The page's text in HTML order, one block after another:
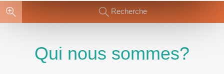
Recherche
Qui nous sommes?